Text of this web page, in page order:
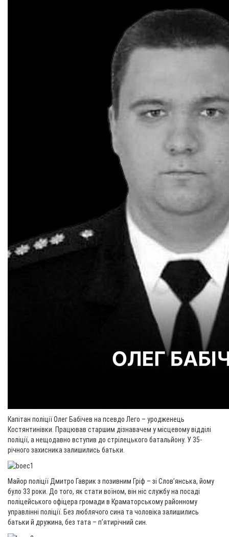
Капітан поліції Олег Бабічев на псевдо Лего – уродженець
Костянтинівки. Працював старшим дізнавачем у місцевому відділі
поліції, а нещодавно вступив до стрілецького батальйону. У 35-
річного захисника залишились батьки.
Майор поліції Дмитро Гаврик з позивним Гріф – зі Слов’янська, йому
було 33 роки. До того, як стати воїном, він ніс службу на посаді
поліцейського офіцера громади в Краматорському районному
управлінні поліції. Без люблячого сина та чоловіка залишились
батьки й дружина, без тата – п’ятирічний син.